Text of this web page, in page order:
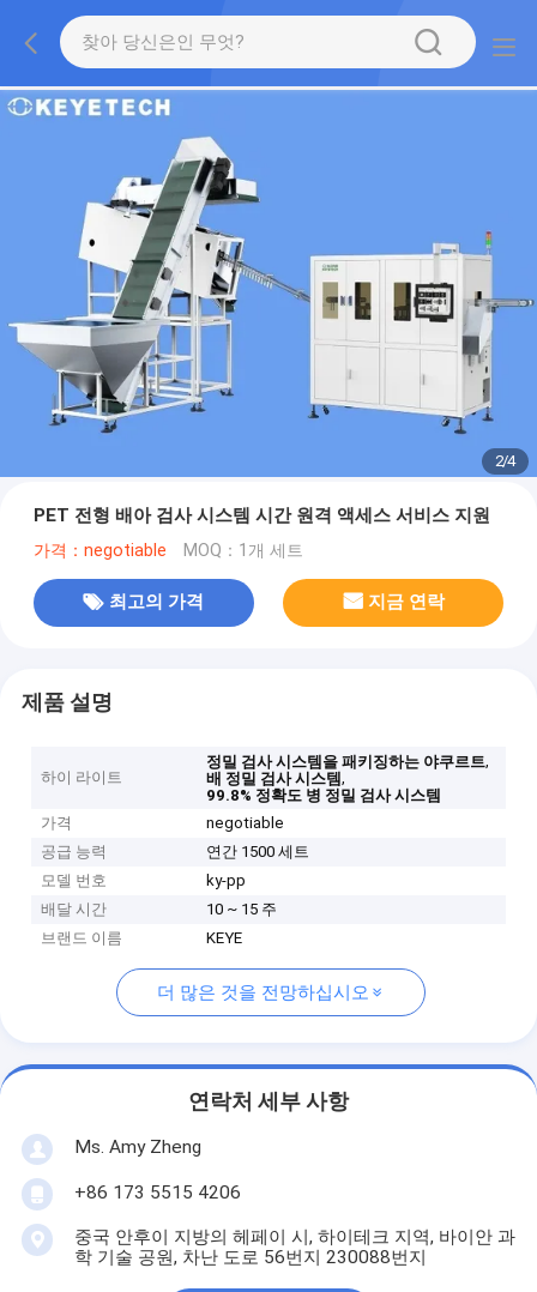
2/4
PET 전형 배아 검사 시스템 시간 원격 액세스 서비스 지원
가격：negotiable MOQ：1개 세트
최고의 가격 지금 연락
제품 설명
하이 라이트
정밀 검사 시스템을 패키징하는 야쿠르트,
배 정밀 검사 시스템,
99.8% 정확도 병 정밀 검사 시스템
가격
negotiable
공급 능력
연간 1500 세트
모델 번호
ky-pp
배달 시간
10 ~ 15 주
브랜드 이름
KEYE
더 많은 것을 전망하십시오
연락처 세부 사항
Ms. Amy Zheng
+86 173 5515 4206
중국 안후이 지방의 헤페이 시, 하이테크 지역, 바이안 과
학 기술 공원, 차난 도로 56번지 230088번지